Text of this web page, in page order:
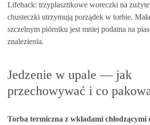
Lifehack: trzyplasztikowe woreczki na
chusteczki utrzymują porządek w torbie.
szczelnym piórniku jest mniej podatna na
znalezienia.
Jedzenie w upale — jak
przechowywać i co
Torba termiczna z wkładami